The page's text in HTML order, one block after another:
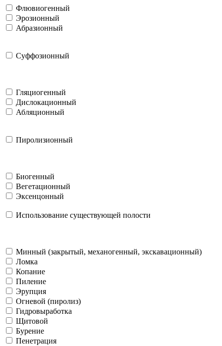
Флювиогенный
Эрозионный
Абразионный
Суффозионный
Гляциогенный
Дислокационный
Абляционный
Пиролизионный
Биогенный
Вегетационный
Эксенцонный
Использование существующей полости
Минный (закрытый, механогенный, экскавационный)
Ломка
Копание
Пиление
Эрупция
Огневой (пиролиз)
Гидровыработка
Щитовой
Бурение
Пенетрация